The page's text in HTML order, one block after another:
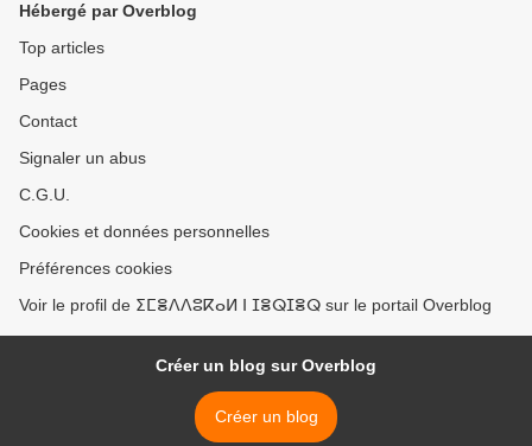
Hébergé par Overblog
Top articles
Pages
Contact
Signaler un abus
C.G.U.
Cookies et données personnelles
Préférences cookies
Voir le profil de ⵉⵎⴻⴷⴷⵓⴽⴰⵍ ⵏ ⵊⴻⵕⵊⴻⵕ sur le portail Overblog
Créer un blog sur Overblog
Créer un blog